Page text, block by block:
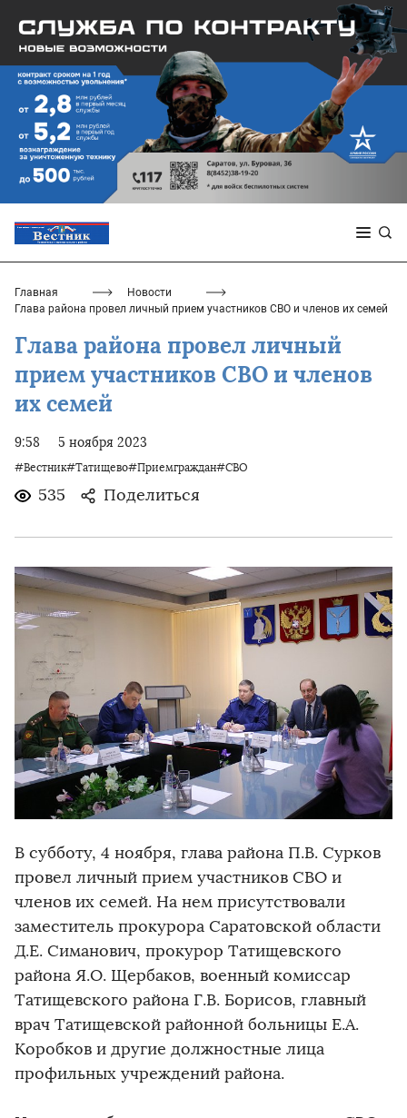
Главная
Новости
Глава района провел личный прием участников СВО и членов их семей
Глава района провел личный
прием участников СВО и членов
их семей
9:58 5 ноября 2023
#Вестник#Татищево#Приемграждан#СВО
535 Поделиться
В субботу, 4 ноября, глава района П.В. Сурков
провел личный прием участников СВО и
членов их семей. На нем присутствовали
заместитель прокурора Саратовской области
Д.Е. Симанович, прокурор Татищевского
района Я.О. Щербаков, военный комиссар
Татищевского района Г.В. Борисов, главный
врач Татищевской районной больницы Е.А.
Коробков и другие должностные лица
профильных учреждений района.